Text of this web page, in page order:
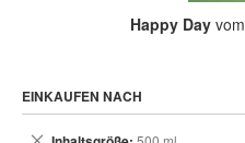
Happy Dayvom
EINKAUFEN NACH
Dies